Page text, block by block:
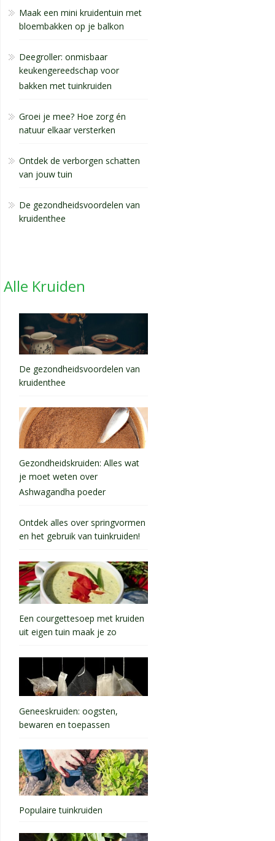
Maak een mini kruidentuin met
bloembakken op je balkon
Deegroller: onmisbaar
keukengereedschap voor
bakken met tuinkruiden
Groei je mee? Hoe zorg én
natuur elkaar versterken
Ontdek de verborgen schatten
van jouw tuin
De gezondheidsvoordelen van
kruidenthee
Alle Kruiden
De gezondheidsvoordelen van
kruidenthee
Gezondheidskruiden: Alles wat
je moet weten over
Ashwagandha poeder
Ontdek alles over springvormen
en het gebruik van tuinkruiden!
Een courgettesoep met kruiden
uit eigen tuin maak je zo
Geneeskruiden: oogsten,
bewaren en toepassen
Populaire tuinkruiden